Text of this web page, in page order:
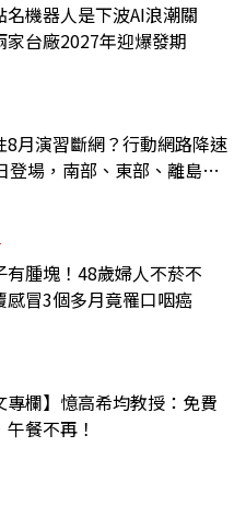
名機器人是下波AI浪潮關
家台廠2027年迎爆發期
8月演習斷網？行動網路降速
登場，南部、東部、離島為
有腫塊！48歲婦人不菸不
感冒3個多月竟罹口咽癌
專欄】憶高希均教授：免費
餐不再！